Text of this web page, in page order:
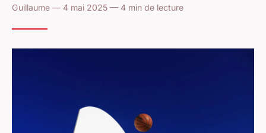
Guillaume — 4 mai 2025 — 4 min de lecture